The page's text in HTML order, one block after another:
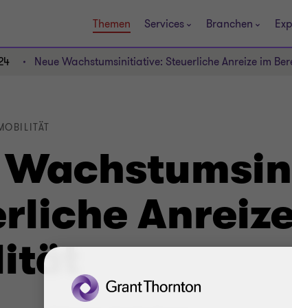
Themen Services Branchen
Neue Wachstumsinitiative: Steuerliche Anreize im